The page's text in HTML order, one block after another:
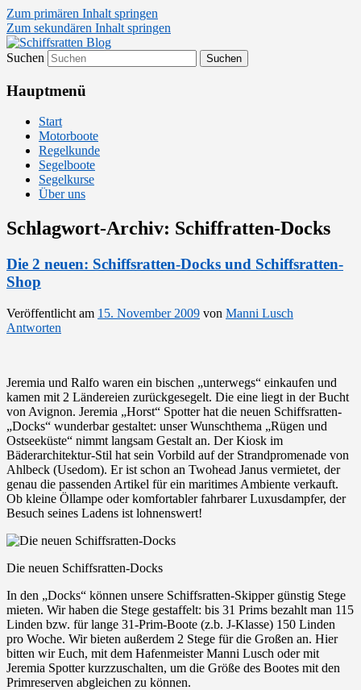
Zum primären Inhalt springen
Zum sekundären Inhalt springen
Schiffsratten Blog
Segelsport in Second Life
Suchen
Hauptmenü
Start
Motorboote
Regelkunde
Segelboote
Segelkurse
Über uns
Schlagwort-Archiv: Schiffratten-Docks
Die 2 neuen: Schiffsratten-Docks und Schiffsratten-
Shop
Veröffentlicht am 15. November 2009 von Manni Lusch
Antworten
Jeremia und Ralfo waren ein bischen „unterwegs“ einkaufen und
kamen mit 2 Ländereien zurückgesegelt. Die eine liegt in der Bucht
von Avignon. Jeremia „Horst“ Spotter hat die neuen Schiffsratten-
„Docks“ wunderbar gestaltet: unser Wunschthema „Rügen und
Ostseeküste“ nimmt langsam Gestalt an. Der Kiosk im
Bäderarchitektur-Stil hat sein Vorbild auf der Strandpromenade von
Ahlbeck (Usedom). Er ist schon an Twohead Janus vermietet, der
genau die passenden Artikel für ein maritimes Ambiente verkauft.
Ob kleine Öllampe oder komfortabler fahrbarer Luxusdampfer, der
Besuch seines Ladens ist lohnenswert!
Die neuen Schiffsratten-Docks
In den „Docks“ können unsere Schiffsratten-Skipper günstig Stege
mieten. Wir haben die Stege gestaffelt: bis 31 Prims bezahlt man 115
Linden bzw. für lange 31-Prim-Boote (z.b. J-Klasse) 150 Linden
pro Woche. Wir bieten außerdem 2 Stege für die Großen an. Hier
bitten wir Euch, mit dem Hafenmeister Manni Lusch oder mit
Jeremia Spotter kurzzuschalten, um die Größe des Bootes mit den
Primreserven abgleichen zu können.